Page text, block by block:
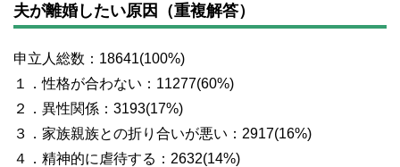
夫が離婚したい原因（重複解答）
申立人総数：18641(100%)
１．性格が合わない：11277(60%)
２．異性関係：3193(17%)
３．家族親族との折り合いが悪い：2917(16%)
４．精神的に虐待する：2632(14%)